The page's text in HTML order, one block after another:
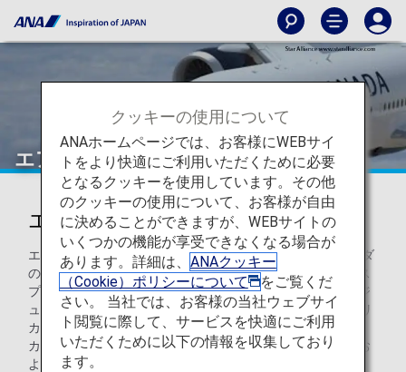
エアカナダ（AC）
エアカナダ（AC）
エア・カナダは、6大陸200カ所以上の空港へ運航するカナダ
のナショナルフラッグキャリアです。エア・カナダ・エクス
プレスのリージョナル提携航空会社とエア・カナダ・ルージ
ュと併せると、エア・カナダはカナダ国内の64都市、アメリ
カの57カ所の目的地、ヨーロッパの95都市、中東、アフリ
カ、アジア、オーストラリア、カリブ海地域、メキシコ、お
よび中南米へ定期直行旅客便を運航しています。
クッキーの使用について
ANAホームページでは、お客様にWEBサイ
トをより快適にご利用いただくために必要
となるクッキーを使用しています。その他
のクッキーの使用について、お客様が自由
に決めることができますが、WEBサイトの
いくつかの機能が享受できなくなる場合が
あります。詳細は、 ANAクッキー
（Cookie）ポリシーについて
をご覧くだ
さい。 当社では、お客様の当社ウェブサイ
ト閲覧に際して、サービスを快適にご利用
いただくために以下の情報を収集しており
ます。